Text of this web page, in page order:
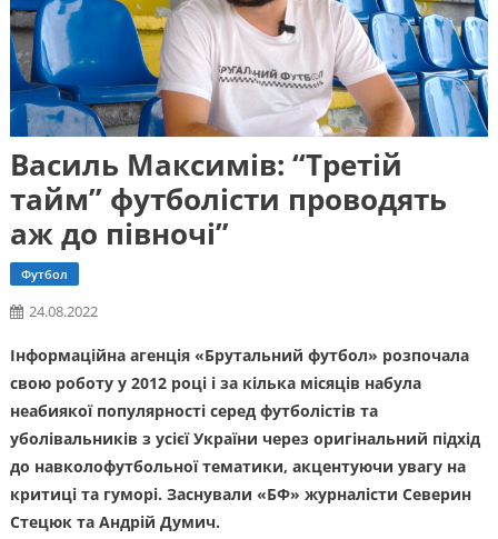
Василь Максимів: “Третій
тайм” футболісти проводять
аж до півночі”
Футбол
24.08.2022
Інформаційна агенція «Брутальний футбол» розпочала
свою роботу у 2012 році і за кілька місяців набула
неабиякої популярності серед футболістів та
уболівальників з усієї України через оригінальний підхід
до навколофутбольної тематики, акцентуючи увагу на
критиці та гуморі. Заснували «БФ» журналісти Северин
Стецюк та Андрій Думич.